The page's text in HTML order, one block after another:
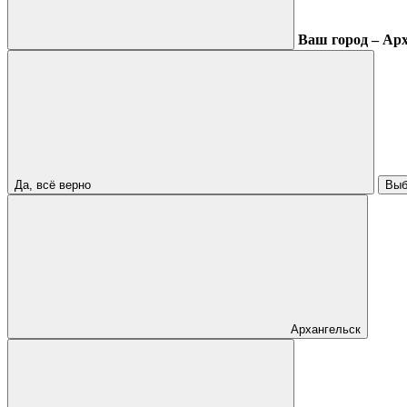
Ваш город –
Да, всё верно
Архангельск